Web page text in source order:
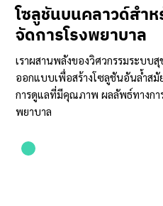
โซลูชันบนคลาวด์สำ
จัดการโรงพยาบาล
เราผสานพลังของวิศวกรรมระบบ
ออกแบบเพื่อสร้างโซลูชันอันล้ำสมั
การดูแลที่มีคุณภาพ ผลลัพธ์ทางการ
พยาบาล